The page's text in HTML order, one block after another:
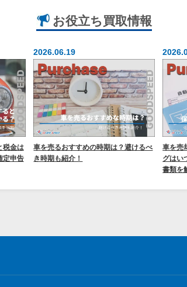
お役立ち 買取情報
税金は
定申告
2026.06.19
車を売るおすすめの時期は？避けるべ
き時期も紹介！
車を売
グはい
書類を